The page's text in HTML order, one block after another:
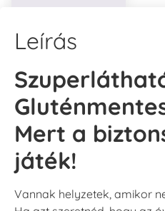
Leírás
Mert a
játék!
Vannak helyzetek, amikor